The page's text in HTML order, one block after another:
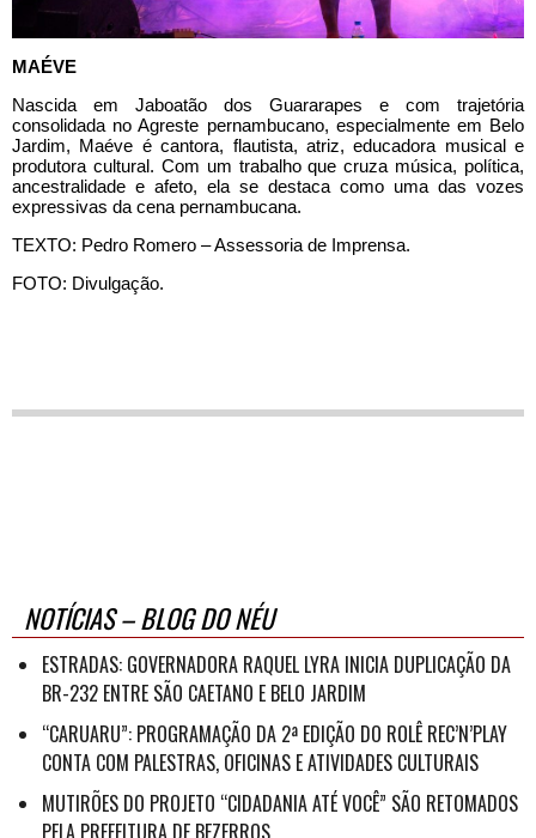
MAÉVE
Nascida em Jaboatão dos Guararapes e com trajetória
consolidada no Agreste pernambucano, especialmente em Belo
Jardim, Maéve é cantora, flautista, atriz, educadora musical e
produtora cultural. Com um trabalho que cruza música, política,
ancestralidade e afeto, ela se destaca como uma das vozes
expressivas da cena pernambucana.
TEXTO: Pedro Romero – Assessoria de Imprensa.
FOTO: Divulgação.
NOTÍCIAS – BLOG DO NÉU
ESTRADAS: GOVERNADORA RAQUEL LYRA INICIA DUPLICAÇÃO DA
BR-232 ENTRE SÃO CAETANO E BELO JARDIM
“CARUARU”: PROGRAMAÇÃO DA 2ª EDIÇÃO DO ROLÊ REC’N’PLAY
CONTA COM PALESTRAS, OFICINAS E ATIVIDADES CULTURAIS
MUTIRÕES DO PROJETO “CIDADANIA ATÉ VOCÊ” SÃO RETOMADOS
PELA PREFEITURA DE BEZERROS